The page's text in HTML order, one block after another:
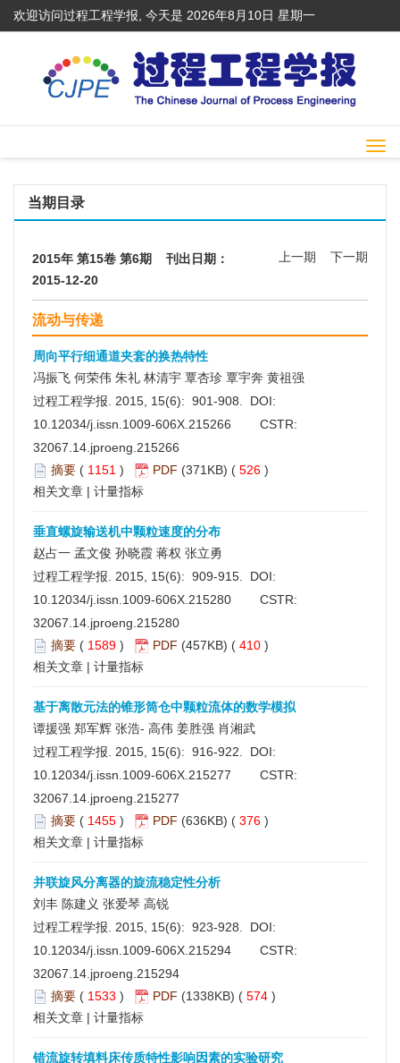
欢迎访问过程工程学报, 今天是 2026年8月10日 星期一
当期目录
2015年 第15卷 第6期 刊出日期：
2015-12-20
上一期 下一期
流动与传递
周向平行细通道夹套的换热特性
冯振飞 何荣伟 朱礼 林清宇 覃杏珍 覃宇奔 黄祖强
过程工程学报. 2015, 15(6): 901-908. DOI:
10.12034/j.issn.1009-606X.215266
CSTR:
32067.14.jproeng.215266
摘要 ( 1151 ) PDF (371KB) ( 526 )
相关文章 | 计量指标
垂直螺旋输送机中颗粒速度的分布
赵占一 孟文俊 孙晓霞 蒋权 张立勇
过程工程学报. 2015, 15(6): 909-915. DOI:
10.12034/j.issn.1009-606X.215280
CSTR:
32067.14.jproeng.215280
摘要 ( 1589 ) PDF (457KB) ( 410 )
相关文章 | 计量指标
基于离散元法的锥形筒仓中颗粒流体的数学模拟
谭援强 郑军辉 张浩- 高伟 姜胜强 肖湘武
过程工程学报. 2015, 15(6): 916-922. DOI:
10.12034/j.issn.1009-606X.215277
CSTR:
32067.14.jproeng.215277
摘要 ( 1455 ) PDF (636KB) ( 376 )
相关文章 | 计量指标
并联旋风分离器的旋流稳定性分析
刘丰 陈建义 张爱琴 高锐
过程工程学报. 2015, 15(6): 923-928. DOI:
10.12034/j.issn.1009-606X.215294
CSTR:
32067.14.jproeng.215294
摘要 ( 1533 ) PDF (1338KB) ( 574 )
相关文章 | 计量指标
错流旋转填料床传质特性影响因素的实验研究